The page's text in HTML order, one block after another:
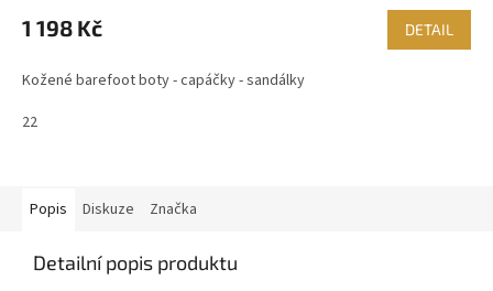
1 198 Kč DETAIL
Kožené barefoot boty - capáčky - sandálky
22
Popis Diskuze Značka
Detailní popis produktu